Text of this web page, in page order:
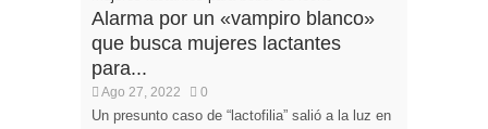
Alarma por un «vampiro blanco»
que busca mujeres lactantes
para...
Ago 27, 2022 0
Un presunto caso de “lactofilia” salió a la luz en